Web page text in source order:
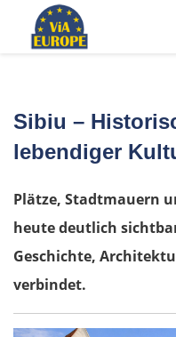
Sibiu –
lebendiger
Plätze, Stadtmauern
heute deutlich
Geschichte,
verbindet.